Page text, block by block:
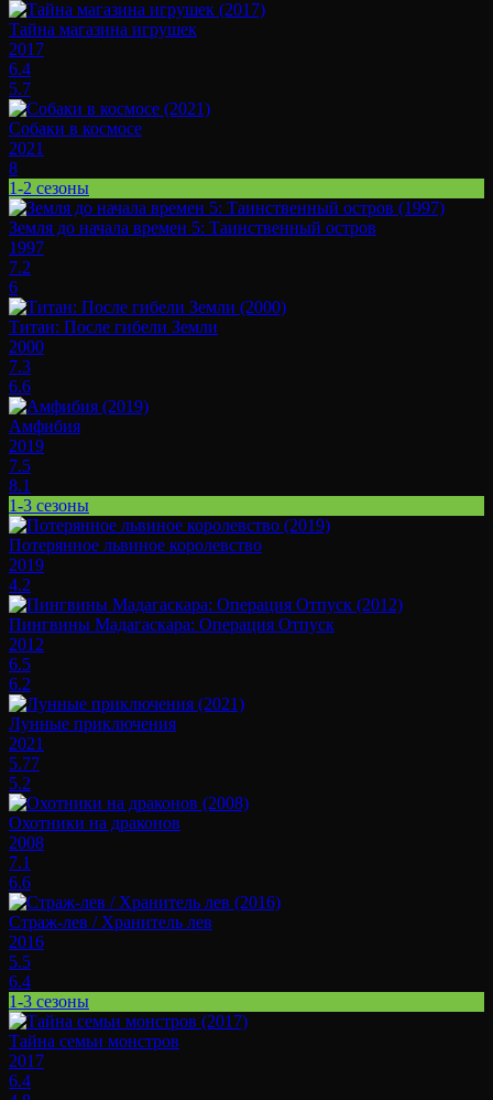
Тайна магазина игрушек
2017
6.4
5.7
Собаки в космосе
2021
8
1-2 сезоны
Земля до начала времен 5: Таинственный остров
1997
7.2
6
Титан: После гибели Земли
2000
7.3
6.6
Амфибия
2019
7.5
8.1
1-3 сезоны
Потерянное львиное королевство
2019
4.2
Пингвины Мадагаскара: Операция Отпуск
2012
6.5
6.2
Лунные приключения
2021
5.77
5.2
Охотники на драконов
2008
7.1
6.6
Страж-лев / Хранитель лев
2016
5.5
6.4
1-3 сезоны
Тайна семьи монстров
2017
6.4